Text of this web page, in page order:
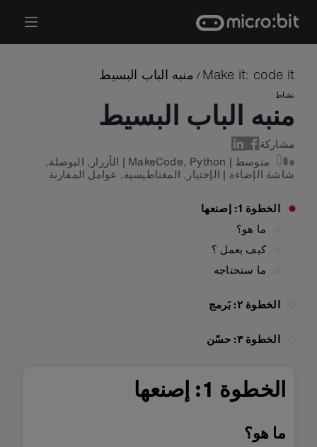
content
Make it: code it
/ منبه الباب البسيط
نشاط
منبه الباب البسيط
مشاركة
متوسط |
MakeCode, Python
| الأزرار , البوصلة,
شاشة الإضاءة | الإختيار , المغناطيسية, عوامل المقارنة
الخطوة 1: إصنعها
ما هو؟
كيف يعمل ؟
ما ستحتاجه
الخطوة ٢: بَرمج
الخطوة ٣: حسّن
الخطوة 1: إصنعها
ما هو؟